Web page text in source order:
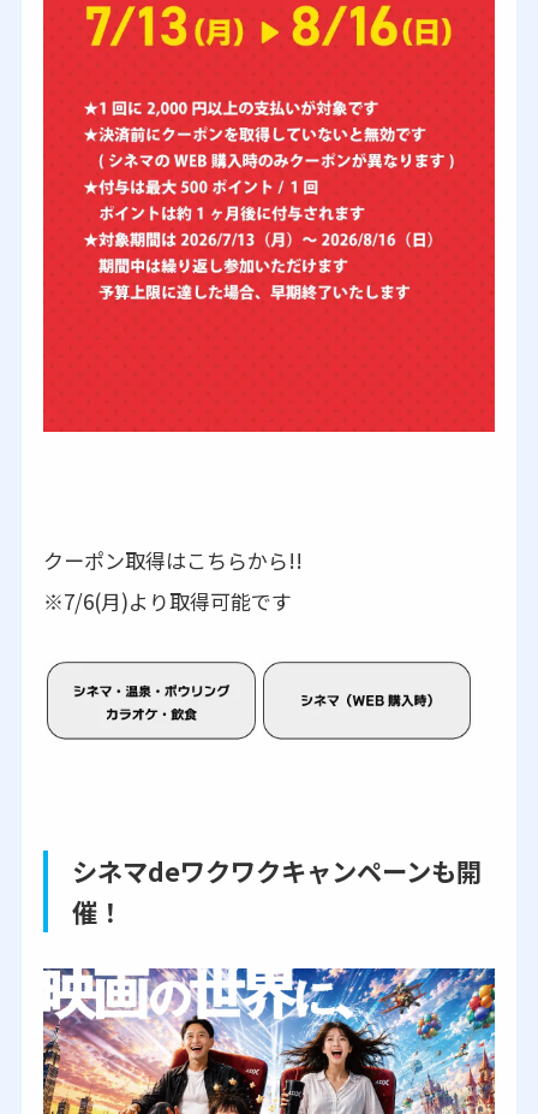
クーポン取得はこちらから!!
※7/6(月)より取得可能です
シネマdeワクワクキャンペーンも開
催！